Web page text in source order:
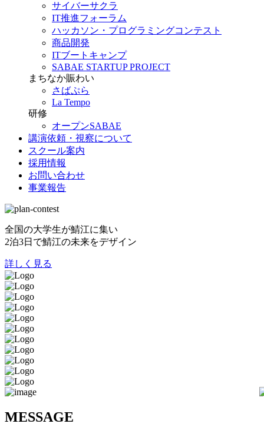
サイバーサクラ
IT推進フォーラム
ハッカソン・プログラミングコンテスト
商品開発
ITブートキャンプ
SABAE STARTUP PROJECT
まちなか賑わい
さばぷら
La Tempo
研修
オープンSABAE
講演依頼・視察について
スクール案内
採用情報
お問い合わせ
事業報告
全国の大学生が鯖江に集い
2泊3日で鯖江の未来をデザイン
詳しく見る
MESSAGE